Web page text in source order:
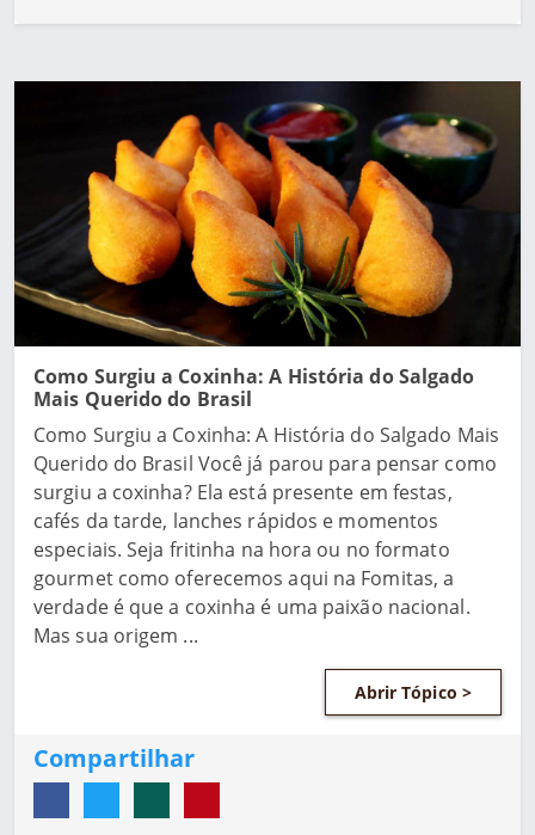
Como Surgiu a Coxinha: A História do Salgado
Mais Querido do Brasil
Como Surgiu a Coxinha: A História do Salgado Mais
Querido do Brasil Você já parou para pensar como
surgiu a coxinha? Ela está presente em festas,
cafés da tarde, lanches rápidos e momentos
especiais. Seja fritinha na hora ou no formato
gourmet como oferecemos aqui na Fomitas, a
verdade é que a coxinha é uma paixão nacional.
Mas sua origem ...
Abrir Tópico >
Compartilhar